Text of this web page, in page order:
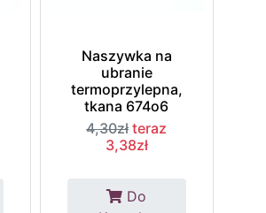
Naszywka na
ubranie
termoprzylepna,
tkana 674o6
4,30zł teraz
3,38zł
Do